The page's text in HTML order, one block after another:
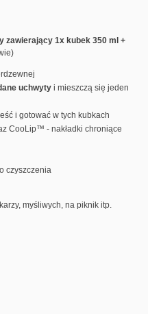
zawierający 1x kubek 350 ml +
uchwyty i mieszczą się jeden
i gotować w tych kubkach
CooLip™ - nakładki chroniące
czyszczenia
myśliwych, na piknik itp.